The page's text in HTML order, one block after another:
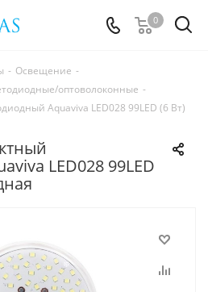
0
- Освещение -
оптоволоконные -
Aquaviva LED028 99LED (6 Вт)
LED028 99LED